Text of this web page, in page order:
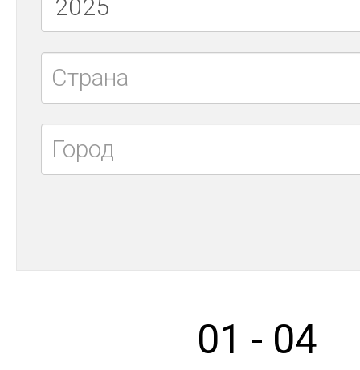
01 - 04